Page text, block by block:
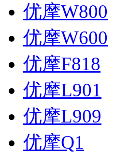
优摩W800
优摩W600
优摩F818
优摩L901
优摩L909
优摩Q1